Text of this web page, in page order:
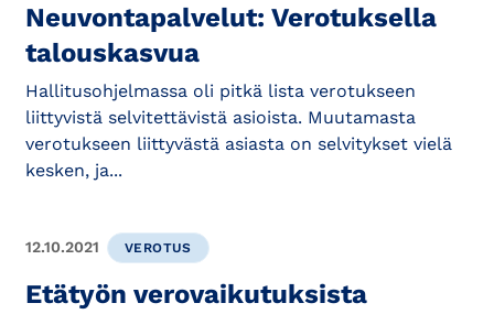
Neuvontapalvelut: Verotuksella
talouskasvua
Hallitusohjelmassa oli pitkä lista verotukseen
liittyvistä selvitettävistä asioista. Muutamasta
verotukseen liittyvästä asiasta on selvitykset vielä
kesken, ja...
12.10.2021 VEROTUS
Etätyön verovaikutuksista